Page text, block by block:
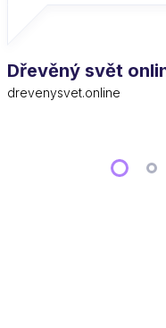
Dřevěný svět
drevenysvet.online